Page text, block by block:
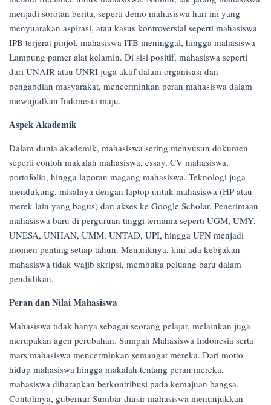
menjadi sorotan berita, seperti demo mahasiswa hari ini yang
menyuarakan aspirasi, atau kasus kontroversial seperti mahasiswa
IPB terjerat pinjol, mahasiswa ITB meninggal, hingga mahasiswa
Lampung pamer alat kelamin. Di sisi positif, mahasiswa seperti
dari UNAIR atau UNRI juga aktif dalam organisasi dan
pengabdian masyarakat, mencerminkan peran mahasiswa dalam
mewujudkan Indonesia maju.
Aspek Akademik
Dalam dunia akademik, mahasiswa sering menyusun dokumen
seperti contoh makalah mahasiswa, essay, CV mahasiswa,
portofolio, hingga laporan magang mahasiswa. Teknologi juga
mendukung, misalnya dengan laptop untuk mahasiswa (HP atau
merek lain yang bagus) dan akses ke Google Scholar. Penerimaan
mahasiswa baru di perguruan tinggi ternama seperti UGM, UMY,
UNESA, UNHAN, UMM, UNTAD, UPI, hingga UPN menjadi
momen penting setiap tahun. Menariknya, kini ada kebijakan
mahasiswa tidak wajib skripsi, membuka peluang baru dalam
pendidikan.
Peran dan Nilai Mahasiswa
Mahasiswa tidak hanya sebagai seorang pelajar, melainkan juga
merupakan agen perubahan. Sumpah Mahasiswa Indonesia serta
mars mahasiswa mencerminkan semangat mereka. Dari motto
hidup mahasiswa hingga makalah tentang peran mereka,
mahasiswa diharapkan berkontribusi pada kemajuan bangsa.
Contohnya, gubernur Sumbar diusir mahasiswa menunjukkan